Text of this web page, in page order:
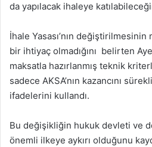
da yapılacak ihaleye
İhale Yasası’nın
bir ihtiyaç olmadığını belirten
maksatla hazırlanmış teknik
sadece AKSA’nın kazancını
ifadelerini kullandı.
Bu değişikliğin hukuk devleti ve
önemli ilkeye aykırı olduğunu